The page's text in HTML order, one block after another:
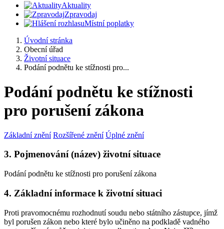
Aktuality
Zpravodaj
Místní poplatky
Úvodní stránka
Obecní úřad
Životní situace
Podání podnětu ke stížnosti pro...
Podání podnětu ke stížnosti
pro porušení zákona
Základní znění Rozšířené znění Úplné znění
3. Pojmenování (název) životní situace
Podání podnětu ke stížnosti pro porušení zákona
4. Základní informace k životní situaci
Proti pravomocnému rozhodnutí soudu nebo státního zástupce, jímž
byl porušen zákon nebo které bylo učiněno na podkladě vadného